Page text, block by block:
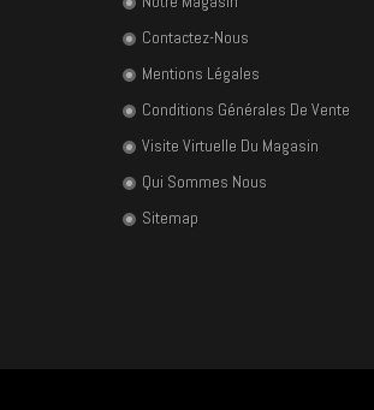
Contactez-Nous
Mentions Légales
Conditions Générales De Vente
Visite Virtuelle Du Magasin
Qui Sommes Nous
Sitemap